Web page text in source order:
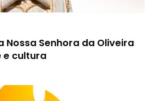
Nossa Senhora da Oliveira
e cultura